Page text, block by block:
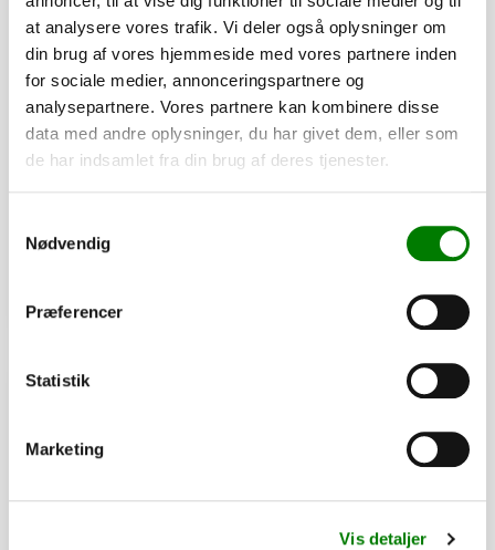
at analysere vores trafik. Vi deler også oplysninger om
din brug af vores hjemmeside med vores partnere inden
for sociale medier, annonceringspartnere og
analysepartnere. Vores partnere kan kombinere disse
data med andre oplysninger, du har givet dem, eller som
de har indsamlet fra din brug af deres tjenester.
Nødvendig
Præferencer
Statistik
Marketing
Vis detaljer
SKU: 101911
Spændeplade for 260ED + 260B ED
Afhentning og forsendelse
Se detaljer
PÅ LAGER